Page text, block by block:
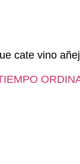
cate vino